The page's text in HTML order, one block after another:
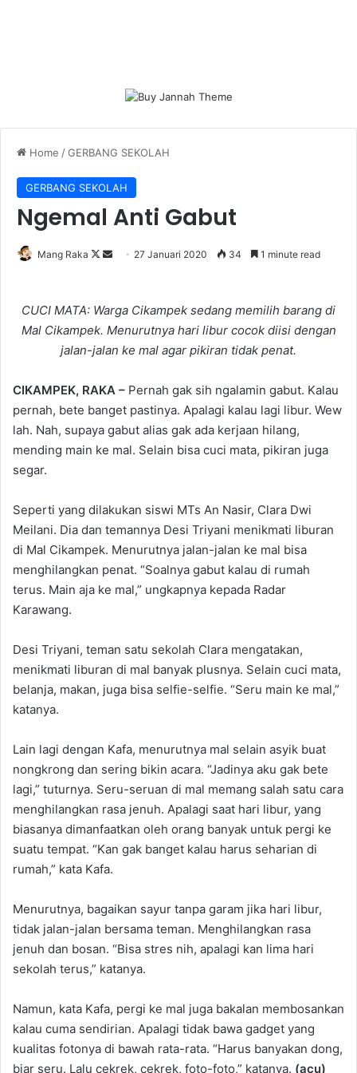
Home /GERBANG SEKOLAH
GERBANG SEKOLAH
Ngemal Anti Gabut
Mang Raka
Follow
Send 27 Januari 2020 34 1 minute read
CUCI MATA: Warga Cikampek sedang memilih barang di
Mal Cikampek. Menurutnya hari libur cocok diisi dengan
jalan-jalan ke mal agar pikiran tidak penat.
CIKAMPEK, RAKA – Pernah gak sih ngalamin gabut. Kalau
pernah, bete banget pastinya. Apalagi kalau lagi libur. Wew
lah. Nah, supaya gabut alias gak ada kerjaan hilang,
mending main ke mal. Selain bisa cuci mata, pikiran juga
segar.
Seperti yang dilakukan siswi MTs An Nasir, Clara Dwi
Meilani. Dia dan temannya Desi Triyani menikmati liburan
di Mal Cikampek. Menurutnya jalan-jalan ke mal bisa
menghilangkan penat. “Soalnya gabut kalau di rumah
terus. Main aja ke mal,” ungkapnya kepada Radar
Karawang.
Desi Triyani, teman satu sekolah Clara mengatakan,
menikmati liburan di mal banyak plusnya. Selain cuci mata,
belanja, makan, juga bisa selfie-selfie. “Seru main ke mal,”
katanya.
Lain lagi dengan Kafa, menurutnya mal selain asyik buat
nongkrong dan sering bikin acara. “Jadinya aku gak bete
lagi,” tuturnya. Seru-seruan di mal memang salah satu cara
menghilangkan rasa jenuh. Apalagi saat hari libur, yang
biasanya dimanfaatkan oleh orang banyak untuk pergi ke
suatu tempat. “Kan gak banget kalau harus seharian di
rumah,” kata Kafa.
Menurutnya, bagaikan sayur tanpa garam jika hari libur,
tidak jalan-jalan bersama teman. Menghilangkan rasa
jenuh dan bosan. “Bisa stres nih, apalagi kan lima hari
sekolah terus,” katanya.
Namun, kata Kafa, pergi ke mal juga bakalan membosankan
kalau cuma sendirian. Apalagi tidak bawa gadget yang
kualitas fotonya di bawah rata-rata. “Harus banyakan dong,
biar seru. Lalu cekrek, cekrek, foto-foto,” katanya. (acu)